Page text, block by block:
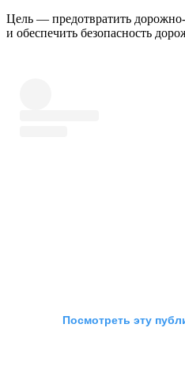
Цель — предотвратить
и обеспечить безопасность
Посмотреть эту